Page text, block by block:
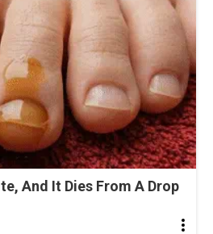
And It Dies From A Drop